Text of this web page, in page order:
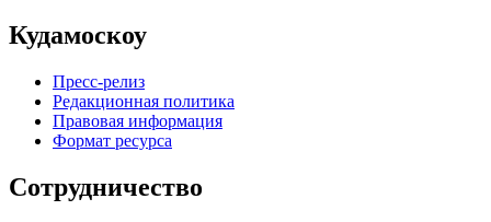
Кудамоскоу
Пресс-релиз
Редакционная политика
Правовая информация
Формат ресурса
Сотрудничество